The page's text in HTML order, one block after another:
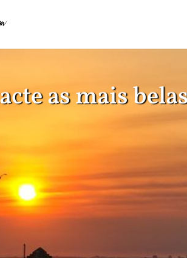
as mais